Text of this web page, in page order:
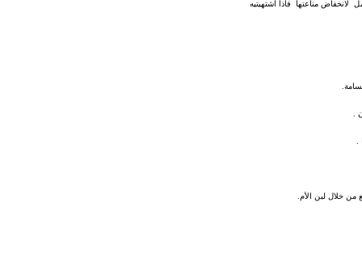
لانخفاض مناعتها فاذا اشتهيتيه
.
خلال لبن الأم.